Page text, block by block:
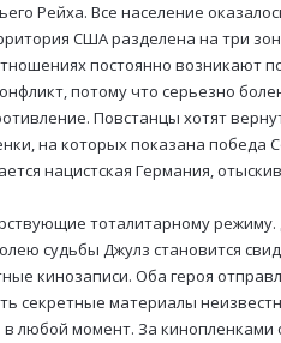
Рейха. Все население
США разделена на три
постоянно возникают
потому что серьезно
Повстанцы хотят
на которых показана победа
нацистская Германия,
тоталитарному режиму.
судьбы Джулз становится
кинозаписи. Оба героя
материалы
любой момент. За кинопленками